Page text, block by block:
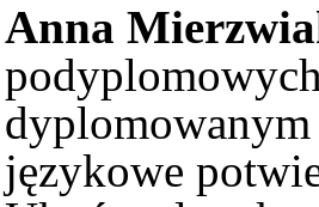
Anna
językowe